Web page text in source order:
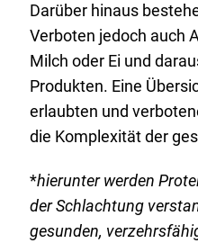
Darüber hinaus
Verboten jedoch auch
Milch oder Ei und
Produkten. Eine
erlaubten und
die Komplexität der
*hierunter werden
der Schlachtung
gesunden,